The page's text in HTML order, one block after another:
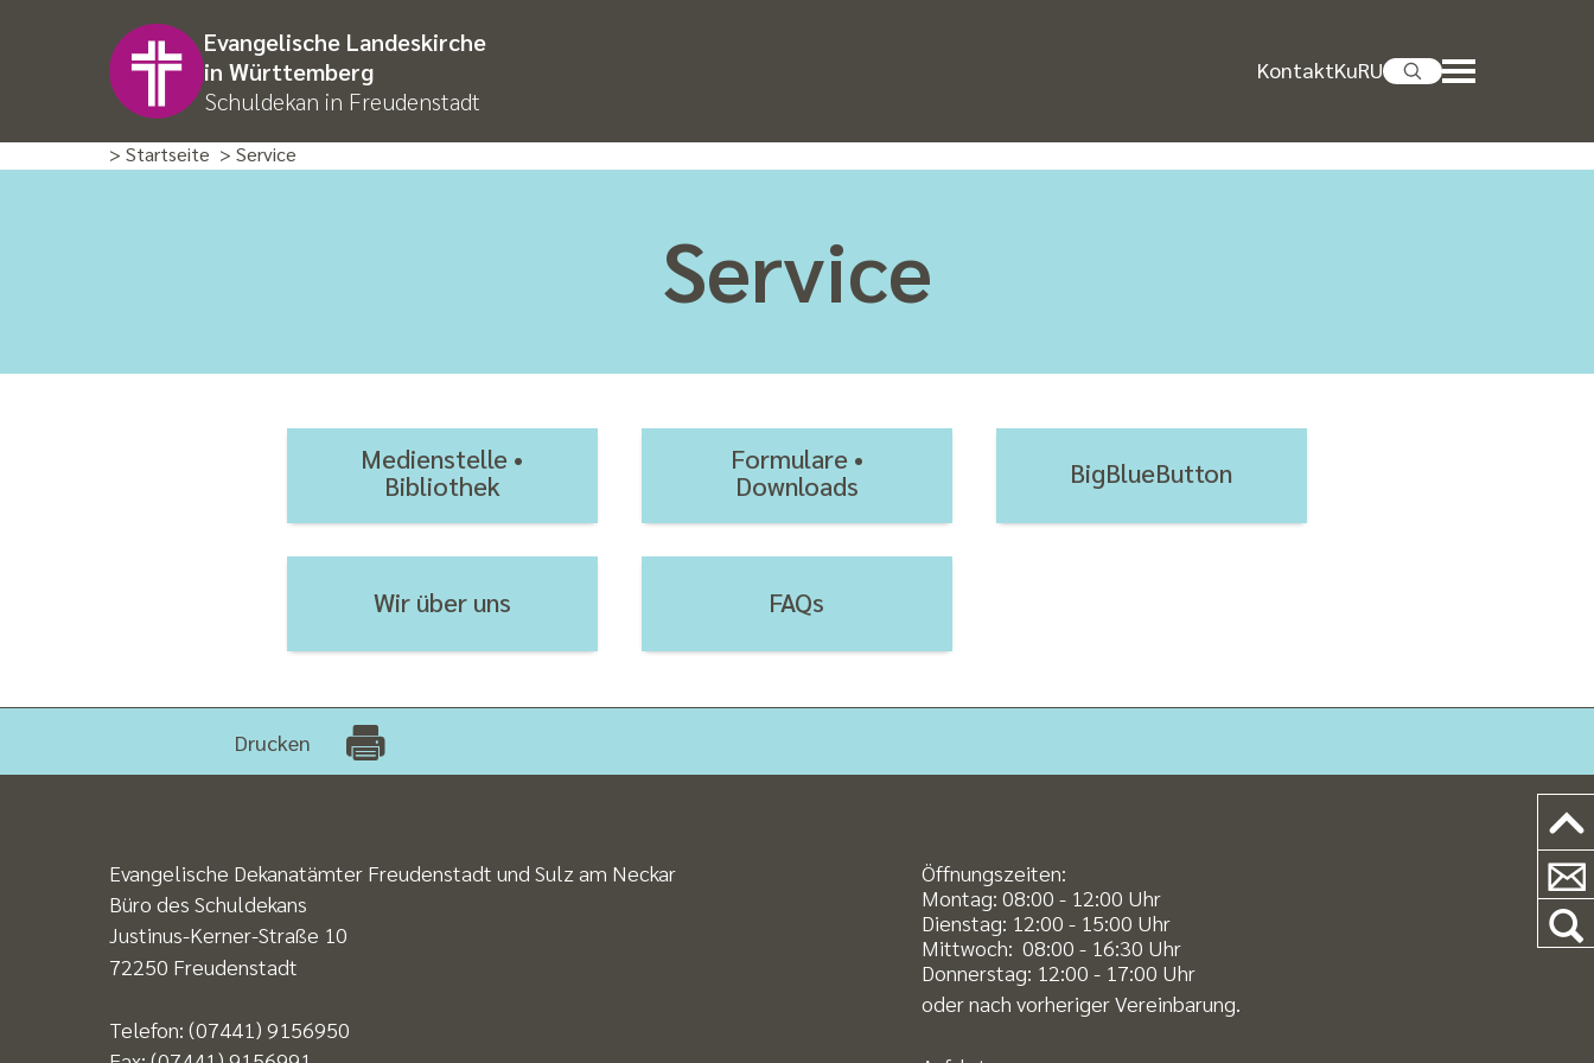
Evangelische Landeskirche
in Württemberg
Schuldekan in Freudenstadt
KontaktKuRU
> Startseite > Service
Service
Medienstelle •
Bibliothek
Formulare •
Downloads
BigBlueButton
Wir über uns FAQs
Drucken
Evangelische Dekanatämter Freudenstadt und Sulz am Neckar
Büro des Schuldekans
Justinus-Kerner-Straße 10
72250 Freudenstadt
Telefon: (07441) 9156950
Öffnungszeiten:
Montag: 08:00 - 12:00 Uhr
Dienstag: 12:00 - 15:00 Uhr
Mittwoch: 08:00 - 16:30 Uhr
Donnerstag: 12:00 - 17:00 Uhr
oder nach vorheriger Vereinbarung.